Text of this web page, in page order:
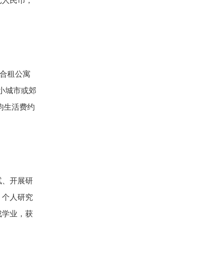
租公寓
城市或郊
生活费约
开展研
人研究
业，获